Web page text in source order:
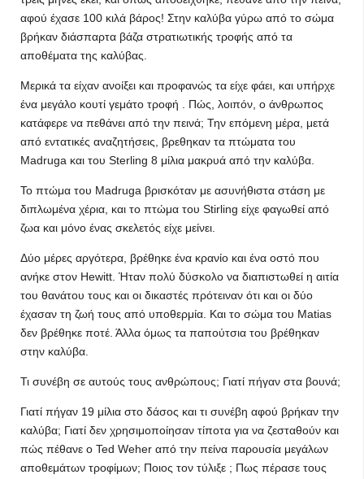
αφού έχασε 100 κιλά βάρος! Στην καλύβα γύρω από το σώμα
βρήκαν διάσπαρτα βάζα στρατιωτικής τροφής από τα
αποθέματα της καλύβας.
Μερικά τα είχαν ανοίξει και προφανώς τα είχε φάει, και υπήρχε
ένα μεγάλο κουτί γεμάτο τροφή . Πώς, λοιπόν, ο άνθρωπος
κατάφερε να πεθάνει από την πεινά; Την επόμενη μέρα, μετά
από εντατικές αναζητήσεις, βρεθηκαν τα πτώματα του
Madruga και του Sterling 8 μίλια μακρυά από την καλύβα.
Το πτώμα του Madruga βρισκόταν με ασυνήθιστα στάση με
διπλωμένα χέρια, και το πτώμα του Stirling είχε φαγωθεί από
ζωα και μόνο ένας σκελετός είχε μείνει.
Δύο μέρες αργότερα, βρέθηκε ένα κρανίο και ένα οστό που
ανήκε στον Hewitt. Ήταν πολύ δύσκολο να διαπιστωθεί η αιτία
του θανάτου τους και οι δικαστές πρότειναν ότι και οι δύο
έχασαν τη ζωή τους από υποθερμία. Και το σώμα του Matias
δεν βρέθηκε ποτέ. Άλλα όμως τα παπούτσια του βρέθηκαν
στην καλύβα.
Τι συνέβη σε αυτούς τους ανθρώπους; Γιατί πήγαν στα βουνά;
Γιατί πήγαν 19 μίλια στο δάσος και τι συνέβη αφού βρήκαν την
καλύβα; Γιατί δεν χρησιμοποίησαν τίποτα για να ζεσταθούν και
πώς πέθανε ο Ted Weher από την πείνα παρουσία μεγάλων
αποθεμάτων τροφίμων; Ποιος τον τύλιξε ; Πως πέρασε τους